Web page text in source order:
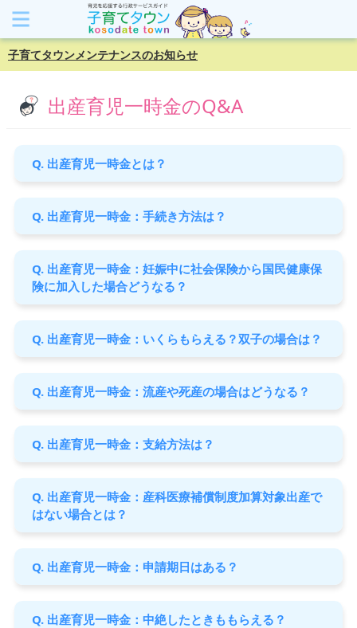
子育てタウンメンテナンスのお知らせ
出産育児一時金のQ&A
Q. 出産育児一時金とは？
Q. 出産育児一時金：手続き方法は？
Q. 出産育児一時金：妊娠中に社会保険から国民健康保
険に加入した場合どうなる？
Q. 出産育児一時金：いくらもらえる？双子の場合は？
Q. 出産育児一時金：流産や死産の場合はどうなる？
Q. 出産育児一時金：支給方法は？
Q. 出産育児一時金：産科医療補償制度加算対象出産で
はない場合とは？
Q. 出産育児一時金：申請期日はある？
Q. 出産育児一時金：中絶したときももらえる？